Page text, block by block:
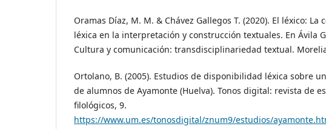
Oramas Díaz, M. M. & Chávez Gallegos T. (2020). El léxico: La
léxica en la interpretación y construcción textuales. En Ávila
Cultura y comunicación: transdisciplinariedad textual.
Ortolano, B. (2005). Estudios de disponibilidad léxica sobre
de alumnos de Ayamonte (Huelva). Tonos digital: revista de
filológicos, 9.
https://www.um.es/tonosdigital/znum9/estudios/